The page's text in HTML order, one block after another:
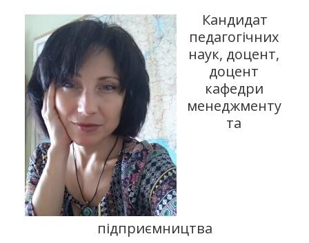
Кандидат
педагогічних
наук, доцент,
доцент
кафедри
менеджменту
та
підприємництва